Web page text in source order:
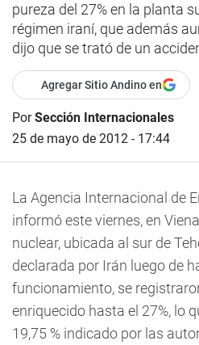
pureza del 27% en la planta
régimen iraní, que además
dijo que se trató de un
Agregar Sitio Andino en
PorSección Internacionales
25 de mayo de 2012 - 17:44
La Agencia Internacional de
informó este viernes, en
nuclear, ubicada al sur de
declarada por Irán luego de
funcionamiento, se
enriquecido hasta el 27%, lo
19,75 % indicado por las